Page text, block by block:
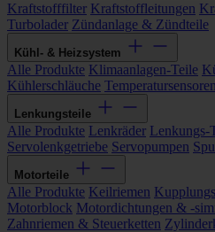
Kraftstofffilter Kraftstoffleitungen
Turbolader Zündanlage & Zündteile
Kühl- & Heizsystem
Alle Produkte Klimaanlagen-Teile
Kühlerschläuche Temperatursensoren
Lenkungsteile
Alle Produkte Lenkräder Lenkungs-
Servolenkgetriebe Servopumpen
Motorteile
Alle Produkte Keilriemen
Motorblock Motordichtungen & -
Zahnriemen & Steuerketten